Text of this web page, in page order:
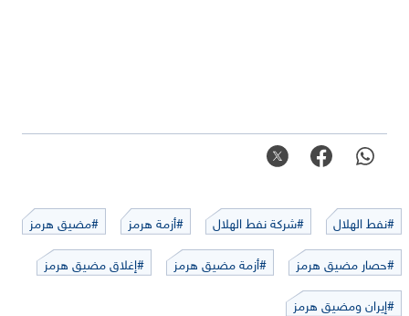
#نفط الهلال #شركة نفط الهلال #أزمة هرمز
#مضيق هرمز
#حصار مضيق هرمز
#أزمة مضيق هرمز
#إغلاق مضيق هرمز
#إيران ومضيق هرمز